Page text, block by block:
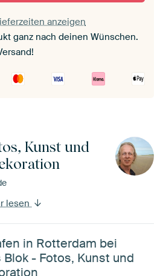
anzeigen
ganz nach deinen Wünschen.
Kunst und
lesen
in Rotterdam bei
Blok - Fotos, Kunst und